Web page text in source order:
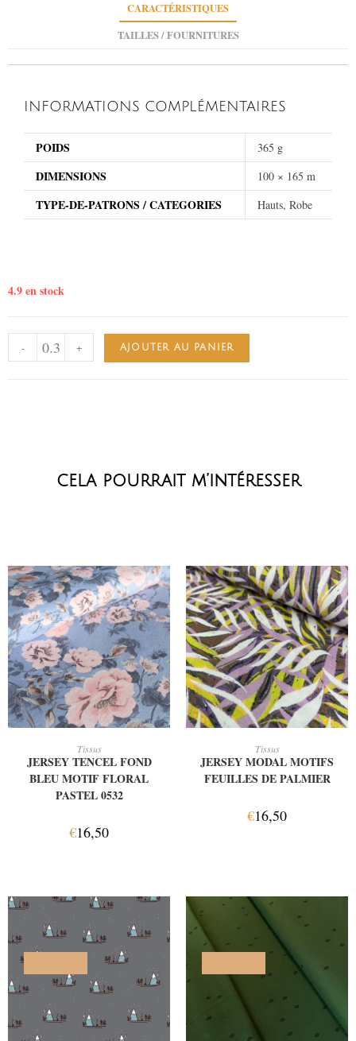
CARACTÉRISTIQUES
TAILLES / FOURNITURES
INFORMATIONS COMPLÉMENTAIRES
POIDS 365 g
DIMENSIONS 100 × 165 m
TYPE-DE-PATRONS / CATEGORIES Hauts, Robe
4.9 en stock
- + AJOUTER AU PANIER
cela pourrait m’intéresser
Tissus
JERSEY TENCEL FOND
BLEU MOTIF FLORAL
PASTEL 0532
€16,50
Tissus
JERSEY MODAL MOTIFS
FEUILLES DE PALMIER
€16,50